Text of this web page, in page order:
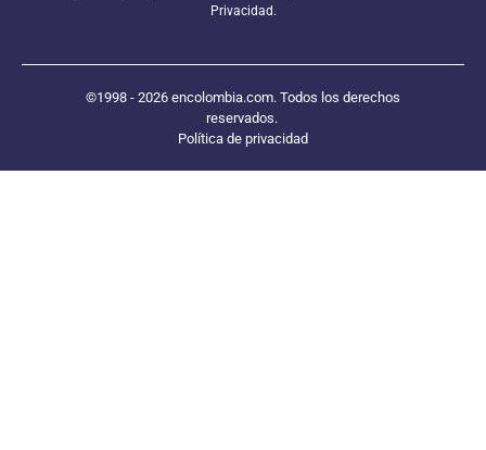
Privacidad.
©1998 - 2026 encolombia.com. Todos los derechos
reservados.
Política de privacidad